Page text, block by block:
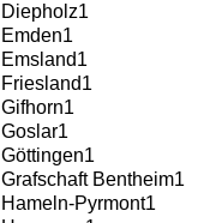
Diepholz1
Emden1
Emsland1
Friesland1
Gifhorn1
Goslar1
Göttingen1
Grafschaft Bentheim1
Hameln-Pyrmont1